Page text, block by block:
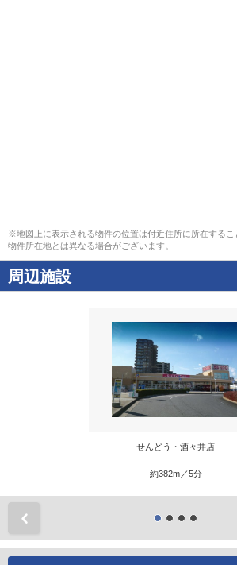
※地図上に表示される物件の位置は付近住所に所在する
物件所在地とは異なる場合がございます。
周辺施設
せんどう・酒々井店
約382m／5分